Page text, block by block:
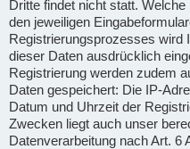
Dritte findet nicht statt.
den jeweiligen
Registrierungsprozesses wird
dieser Daten ausdrücklich
Registrierung werden zudem
Daten gespeichert: Die IP-
Datum und Uhrzeit der
Zwecken liegt auch unser
Datenverarbeitung nach Art. 6